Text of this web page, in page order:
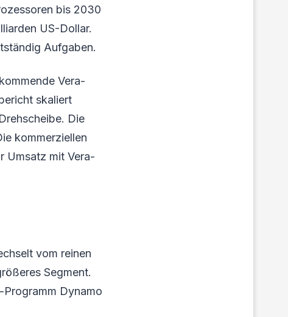
bis 2030
US-Dollar.
Aufgaben.
Vera-
skaliert
Die
kommerziellen
Umsatz mit Vera-
vom reinen
Segment.
Dynamo